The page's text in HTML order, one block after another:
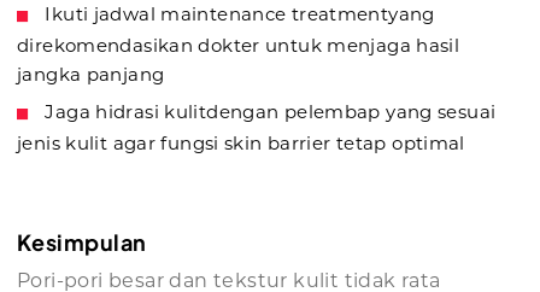
Ikuti jadwal maintenance treatmentyang
direkomendasikan dokter untuk menjaga hasil
jangka panjang
Jaga hidrasi kulitdengan pelembap yang sesuai
jenis kulit agar fungsi skin barrier tetap optimal
Kesimpulan
Pori-pori besar dan tekstur kulit tidak rata